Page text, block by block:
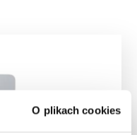
O plikach cookies